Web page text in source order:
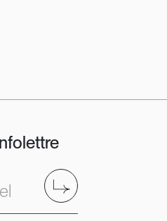
Envoyer